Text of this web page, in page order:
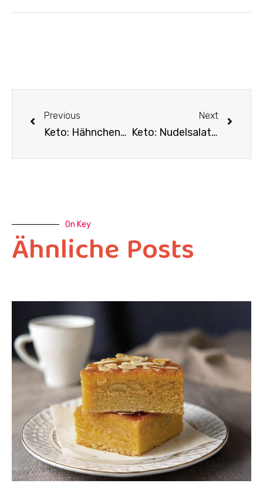
Previous
Keto: Hähnchenspieße, Ofengemüse, Salsa Soße
Next
Keto: Nudelsalat mit gelben Bohnen
On Key
Ähnliche Posts